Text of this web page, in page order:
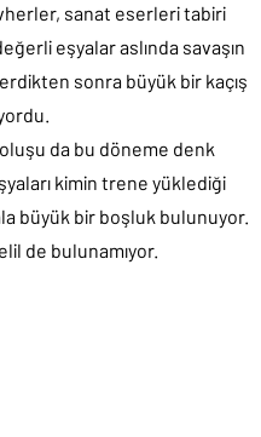
sanat eserleri tabiri
eşyalar aslında savaşın
sonra büyük bir kaçış
da bu döneme denk
kimin trene yüklediği
büyük bir boşluk bulunuyor.
de bulunamıyor.